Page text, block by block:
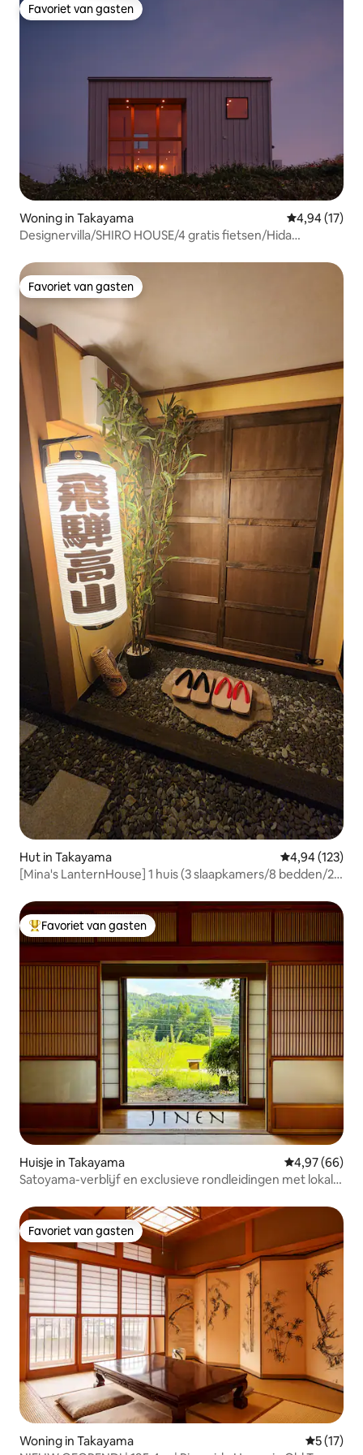
Favoriet van gasten
Favoriet van gasten
Woning in Takayama Gemiddelde
4,94 (17)
Designervilla/SHIRO HOUSE/4 gratis fietsen/Hida
Favoriet van gasten
Favoriet van gasten
Hut in Takayama Gemiddelde
4,94 (123)
[Mina's LanternHouse] 1 huis (3 slaapkamers/8 bedden/2
Topfavoriet van gasten
Favoriet van gasten
Huisje in Takayama Gemiddelde
4,97 (66)
Satoyama-verblijf en exclusieve rondleidingen met lokale
Favoriet van gasten
Favoriet van gasten
Woning in Takayama
5 (17)